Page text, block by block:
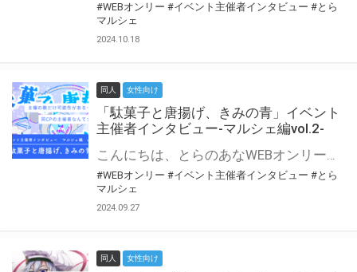
#WEBオンリー #イベント主催者インタビュー #とら
マルシェ
2024.10.18
同人 女性向け
「駄菓子と唐揚げ、きみの青」イベント
主催者インタビュー-マルシェ編vol.2-
こんにちは、とらのあなWEBオンリー運営スタッフです。 新たにお届けする、イベント主催者インタビュー-マルシェ編-は、 とらのあなWEBオンリー「マルシェ」をご利用の主催様に 「マルシェ」を使ってイベントを開催した感想や心がけをお聞きする企画です。 今回は、WEBオンリー初開催「駄菓子と唐揚げ、きみの青」より、 主催のぎこ六屋様にお話を伺いました。 協力：ぎこ六屋様／イベント公式Twitter（@krkgwks） とらのあなWEBオンリー「マルシェ」とは？ WEBオンリーでリアルタイムでコミュニケーションがとれるオンライン会場です。
#WEBオンリー #イベント主催者インタビュー #とら
マルシェ
2024.09.27
同人 女性向け